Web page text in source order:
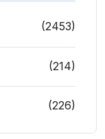
(2453)
(214)
(226)